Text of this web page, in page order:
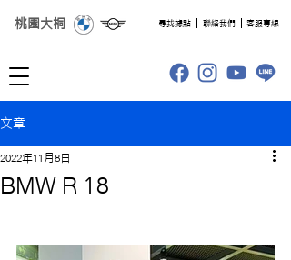
桃園大桐 ​尋找據點 聯絡我們 客服專線
文章
BMW R 18
2022年11月8日